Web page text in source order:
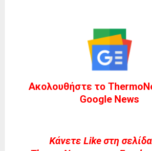
Ακολουθήστε το
Google News
Kάνετε Like στη